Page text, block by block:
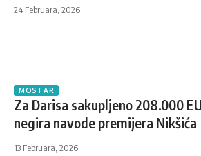
24 Februara, 2026
MOSTAR
Za Darisa sakupljeno 208.000
negira navode premijera Nikšića
13 Februara, 2026